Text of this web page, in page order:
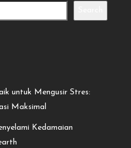
untuk Mengusir Stres:
Maksimal
Kedamaian